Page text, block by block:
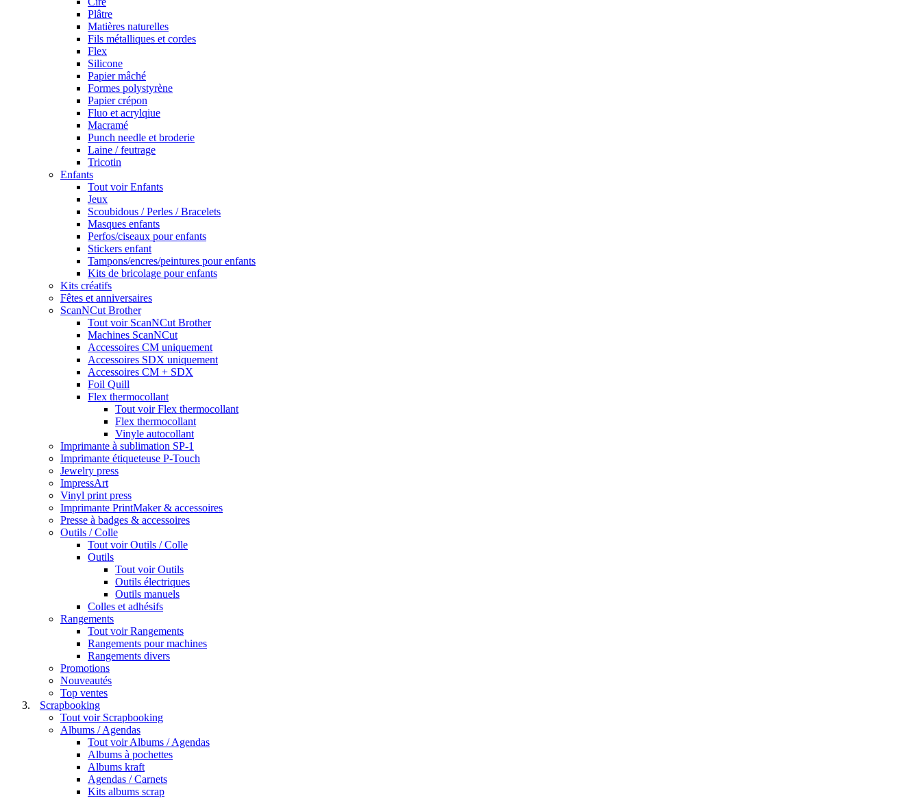
Plâtre
Matières naturelles
Fils métalliques et cordes
Flex
Silicone
Papier mâché
Formes polystyrène
Papier crépon
Fluo et acrylqiue
Macramé
Punch needle et broderie
Laine / feutrage
Tricotin
Enfants
Tout voir Enfants
Jeux
Scoubidous / Perles / Bracelets
Masques enfants
Perfos/ciseaux pour enfants
Stickers enfant
Tampons/encres/peintures pour enfants
Kits de bricolage pour enfants
Kits créatifs
Fêtes et anniversaires
ScanNCut Brother
Tout voir ScanNCut Brother
Machines ScanNCut
Accessoires CM uniquement
Accessoires SDX uniquement
Accessoires CM + SDX
Foil Quill
Flex thermocollant
Tout voir Flex thermocollant
Flex thermocollant
Vinyle autocollant
Imprimante à sublimation SP-1
Imprimante étiqueteuse P-Touch
Jewelry press
ImpressArt
Vinyl print press
Imprimante PrintMaker & accessoires
Presse à badges & accessoires
Outils / Colle
Tout voir Outils / Colle
Outils
Tout voir Outils
Outils électriques
Outils manuels
Colles et adhésifs
Rangements
Tout voir Rangements
Rangements pour machines
Rangements divers
Promotions
Nouveautés
Top ventes
Scrapbooking
Tout voir Scrapbooking
Albums / Agendas
Tout voir Albums / Agendas
Albums à pochettes
Albums kraft
Agendas / Carnets
Kits albums scrap